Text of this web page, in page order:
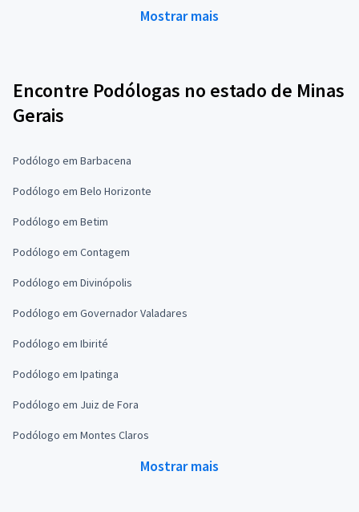
Mostrar mais
Encontre Podólogas no estado de Minas
Gerais
Podólogo em Barbacena
Podólogo em Belo Horizonte
Podólogo em Betim
Podólogo em Contagem
Podólogo em Divinópolis
Podólogo em Governador Valadares
Podólogo em Ibirité
Podólogo em Ipatinga
Podólogo em Juiz de Fora
Podólogo em Montes Claros
Mostrar mais